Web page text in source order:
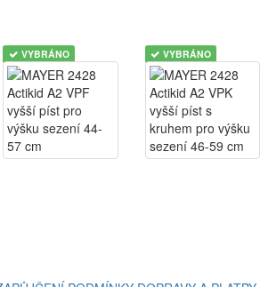
VYBRÁNO VYBRÁNO